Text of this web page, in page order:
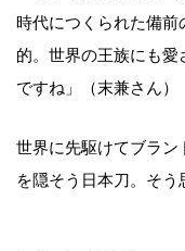
時代につくられた備前
的。世界の王族にも
ですね」（末兼さん）
世界に先駆けてブラン
を隠そう日本刀。そう